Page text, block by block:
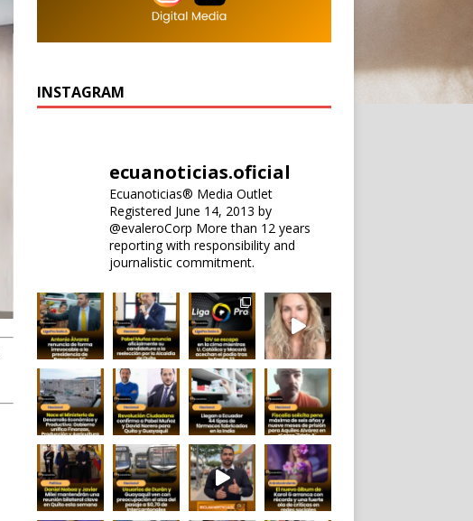
INSTAGRAM
ecuanoticias.oficial
Ecuanoticias® Media Outlet
Registered June 14, 2013 by
@evaleroCorp More than 12 years
reporting with responsibility and
journalistic commitment.